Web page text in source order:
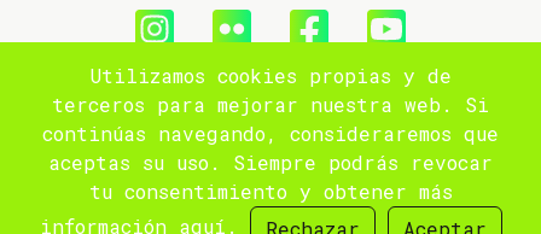
© 2009- 2026 Que Femos
Política de privacidad
Utilizamos cookies propias y de
terceros para mejorar nuestra web. Si
continúas navegando, consideraremos que
aceptas su uso. Siempre podrás revocar
tu consentimiento y obtener más
información aquí . Rechazar Aceptar